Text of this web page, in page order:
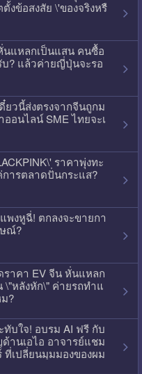
งข้อสงสัย \'ของจริงหรื
นแหลกเป็นแสน คนซื้อ
? แล้วค่ายญี่ปุ่นจะรอ
ยวนี้ส่งตรงจากจีนถูกม
อนไลน์ SME ไทยจะเ
ราคาพุ่งทะ
ารตลาดปั่นกระแส?
พงหูฉี่! ตกลงจะขายกา
ณ์?
าคา EV จีน หั่นแหลก
หลังหัก\" ค่ายรถทำแ
?
บใจ! อบรม AI ฟรี กับ
านเอไอ อาจารย์แชม
เปลี่ยนมุมมองของผม